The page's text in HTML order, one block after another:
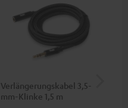
Verlängerungskabel 3,5-
mm-Klinke 1,5 m